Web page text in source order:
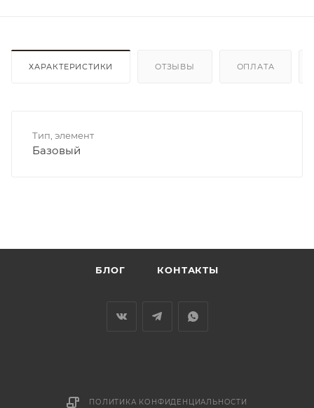
ХАРАКТЕРИСТИКИ ОТЗЫВЫ ОПЛАТА
Тип, элемент
Базовый
БЛОГ КОНТАКТЫ
ПОЛИТИКА КОНФИДЕНЦИАЛЬНОСТИ